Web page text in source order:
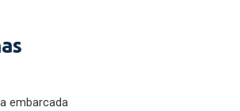
embarcada